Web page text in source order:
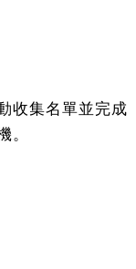
收集名單並完成
。